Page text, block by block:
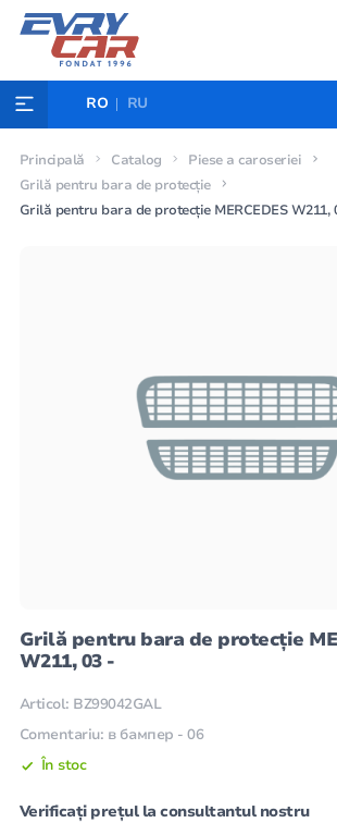
RO RU
Principală Catalog
Piese a caroseriei
Grilă pentru bara de protecție
Grilă pentru bara de protecție MERCEDES W211,
Grilă pentru bara de protecție
W211, 03 -
Articol: BZ99042GAL
Comentariu: в бампер - 06
În stoc
Verificați prețul la consultantul nostru